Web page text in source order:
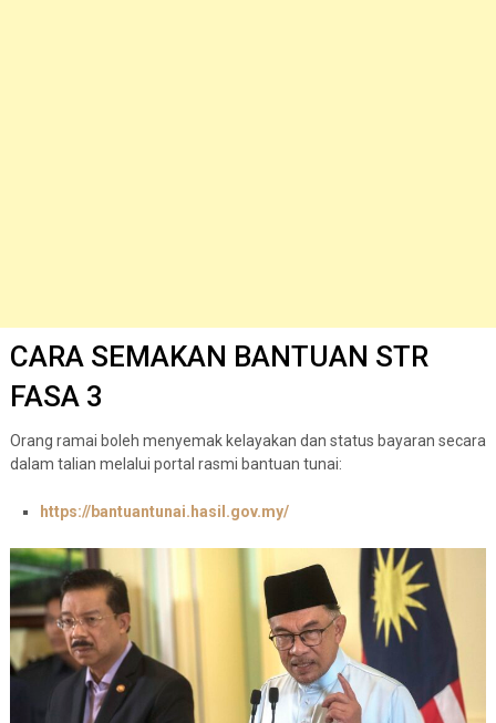
CARA SEMAKAN BANTUAN STR
FASA 3
Orang ramai boleh menyemak kelayakan dan status bayaran secara
dalam talian melalui portal rasmi bantuan tunai:
https://bantuantunai.hasil.gov.my/